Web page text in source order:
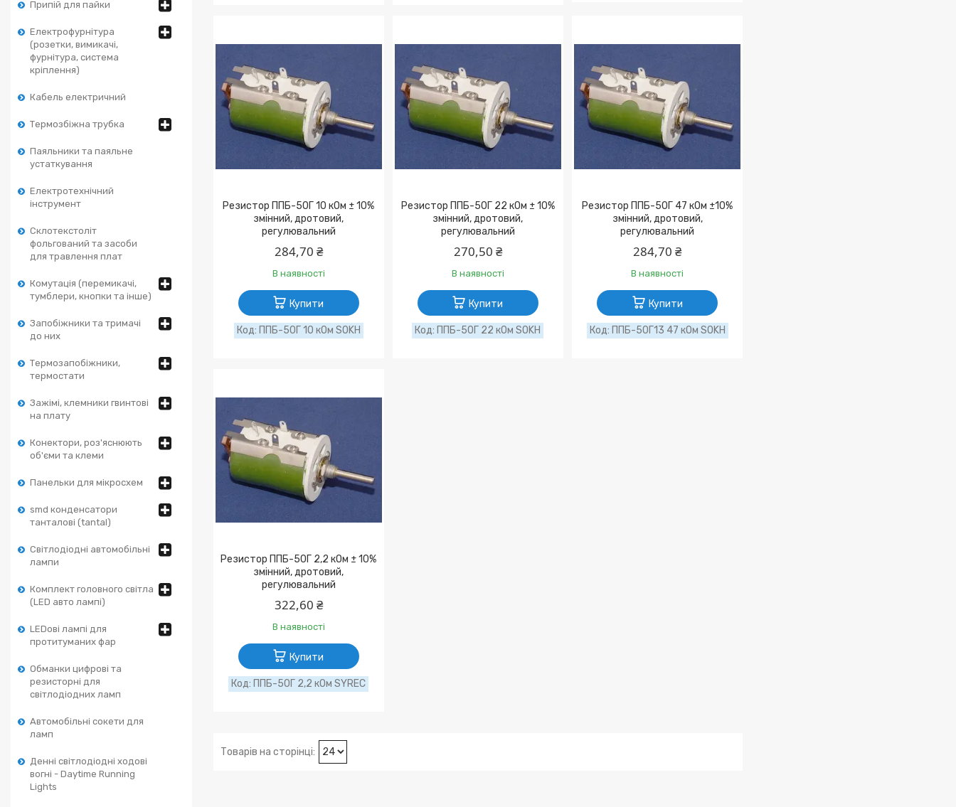
Припій для пайки
Електрофурнітура
(розетки, вимикачі,
фурнітура, система
кріплення)
Кабель електричний
Термозбіжна трубка
Паяльники та паяльне
устаткування
Електротехнічний
інструмент
Склотекстоліт
фольгований та засоби
для травлення плат
Комутація (перемикачі,
тумблери, кнопки та інше)
Запобіжники та тримачі
до них
Термозапобіжники,
термостати
Зажімі, клемники гвинтові
на плату
Конектори, роз'яснюють
об'єми та клеми
Панельки для мікросхем
smd конденсатори
танталові (tantal)
Світлодіодні автомобільні
лампи
Комплект головного світла
(LED авто лампі)
LEDові лампі для
протитуманих фар
Обманки цифрові та
резисторні для
світлодіодних ламп
Автомобільні сокети для
ламп
Денні світлодіодні ходові
вогні - Daytime Running
Lights
Резистор ППБ-50Г 10 кОм ± 10%
змінний, дротовий,
регулювальний
284,70 ₴
В наявності
Купити
ППБ-50Г 10 кОм SOKH
Резистор ППБ-50Г 22 кОм ± 10%
змінний, дротовий,
регулювальний
270,50 ₴
В наявності
Купити
ППБ-50Г 22 кОм SOKH
Резистор ППБ-50Г 47 кОм ±10%
змінний, дротовий,
регулювальний
284,70 ₴
В наявності
Купити
ППБ-50Г13 47 кОм SOKH
Резистор ППБ-50Г 2,2 кОм ± 10%
змінний, дротовий,
регулювальний
322,60 ₴
В наявності
Купити
ППБ-50Г 2,2 кОм SYREC